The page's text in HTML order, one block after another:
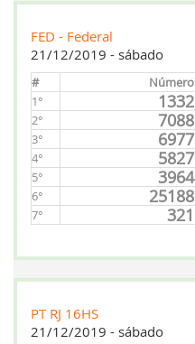
FED - Federal
21/12/2019 - sábado
# Número
1°
1332
2°
7088
3°
6977
4°
5827
5°
3964
6°
25188
7°
321
PT RJ 16HS
21/12/2019 - sábado